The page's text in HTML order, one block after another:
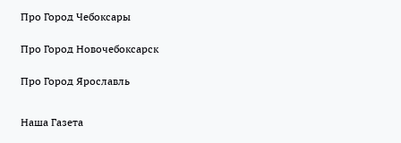
Про Город Чебоксары
Про Город Новочебоксарск
Про Город Ярославль
Наша Газета